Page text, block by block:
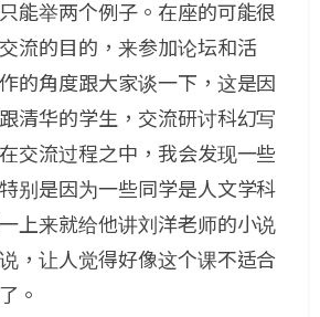
能举两个例子。在座的可能很
流的目的，来参加论坛和活
的角度跟大家谈一下，这是因
清华的学生，交流研讨科幻写
交流过程之中，我会发现一些
别是因为一些同学是人文学科
上来就给他讲刘洋老师的小说
，让人觉得好像这个课不适合
。